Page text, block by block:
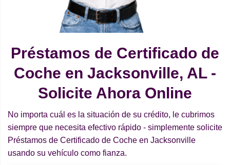
Préstamos de Certificado de
Coche en Jacksonville, AL -
Solicite Ahora Online
No importa cuál es la situación de su crédito, le cubrimos
siempre que necesita efectivo rápido - simplemente solicite
Préstamos de Certificado de Coche en Jacksonville
usando su vehículo como fianza.